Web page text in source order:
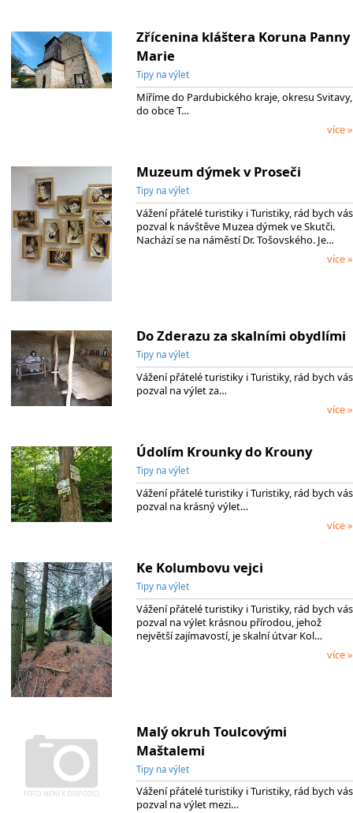
Zřícenina kláštera Koruna Panny
Marie
Tipy na výlet
Míříme do Pardubického kraje, okresu Svitavy,
do obce T…
více »
Muzeum dýmek v Proseči
Tipy na výlet
Vážení přátelé turistiky i Turistiky, rád bych vás
pozval k návštěve Muzea dýmek ve Skutči.
Nachází se na náměstí Dr. Tošovského. Je…
více »
Do Zderazu za skalními obydlími
Tipy na výlet
Vážení přátelé turistiky i Turistiky, rád bych vás
pozval na výlet za…
více »
Údolím Krounky do Krouny
Tipy na výlet
Vážení přátelé turistiky i Turistiky, rád bych vás
pozval na krásný výlet…
více »
Ke Kolumbovu vejci
Tipy na výlet
Vážení přátelé turistiky i Turistiky, rád bych vás
pozval na výlet krásnou přírodou, jehož
největší zajímavostí, je skalní útvar Kol…
více »
Malý okruh Toulcovými
Maštalemi
Tipy na výlet
Vážení přátelé turistiky i Turistiky, rád bych vás
pozval na výlet mezi…